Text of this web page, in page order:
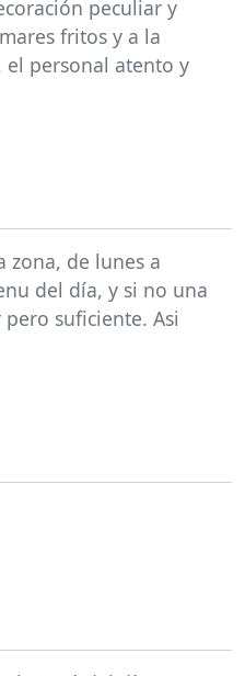
peculiar y
fritos y a la
personal atento y
zona, de lunes a
del día, y si no una
suficiente. Asi